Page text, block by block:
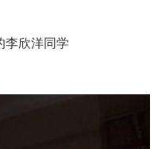
李欣洋同学